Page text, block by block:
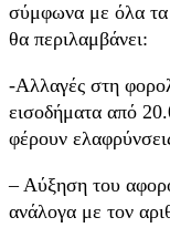
σύμφωνα με όλα τα
θα περιλαμβάνει:
-Αλλαγές στη
εισοδήματα από
φέρουν
– Αύξηση του
ανάλογα με τον